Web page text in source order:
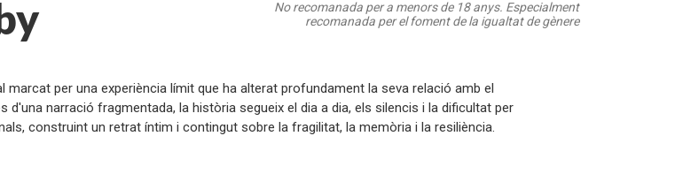
No recomanada per a menors de 18 anys. Especialment
recomanada per el foment de la igualtat de gènere
marcat per una experiència límit que ha alterat profundament la seva relació amb el
d'una narració fragmentada, la història segueix el dia a dia, els silencis i la dificultat per
construint un retrat íntim i contingut sobre la fragilitat, la memòria i la resiliència.